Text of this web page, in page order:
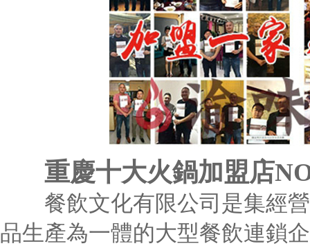
重慶十大火鍋加盟店
餐飲文化有限公司是集經營
品生產為一體的大型餐飲連鎖